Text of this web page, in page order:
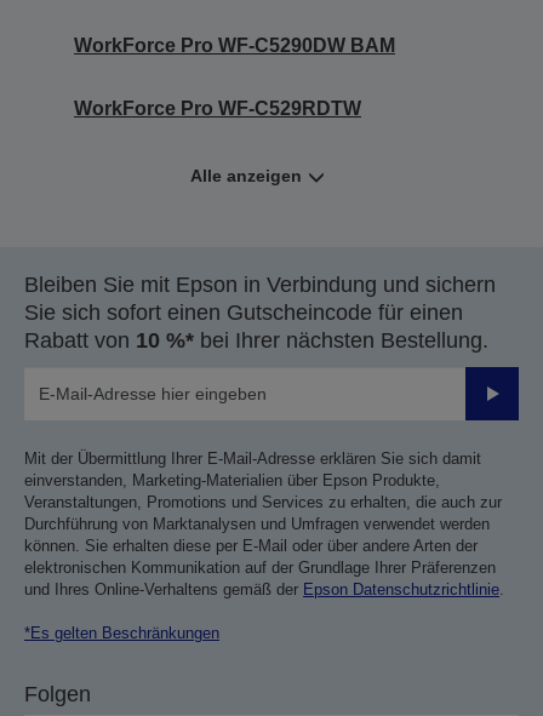
WorkForce Pro WF-C5290DW BAM
WorkForce Pro WF-C529RDTW
Alle anzeigen
Bleiben Sie mit Epson in Verbindung und sichern
Sie sich sofort einen Gutscheincode für einen
Rabatt von 10 %* bei Ihrer nächsten Bestellung.
Mit der Übermittlung Ihrer E-Mail-Adresse erklären Sie sich damit
einverstanden, Marketing-Materialien über Epson Produkte,
Veranstaltungen, Promotions und Services zu erhalten, die auch zur
Durchführung von Marktanalysen und Umfragen verwendet werden
können. Sie erhalten diese per E-Mail oder über andere Arten der
elektronischen Kommunikation auf der Grundlage Ihrer Präferenzen
und Ihres Online-Verhaltens gemäß der Epson Datenschutzrichtlinie.
*Es gelten Beschränkungen
Folgen